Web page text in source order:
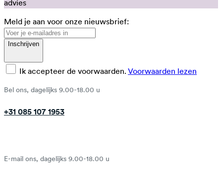
advies
Meld je aan voor onze nieuwsbrief:
Inschrijven
Ik accepteer de voorwaarden. Voorwaarden lezen
Bel ons, dagelijks 9.00-18.00 u
+31 085 107 1953
E-mail ons, dagelijks 9.00-18.00 u